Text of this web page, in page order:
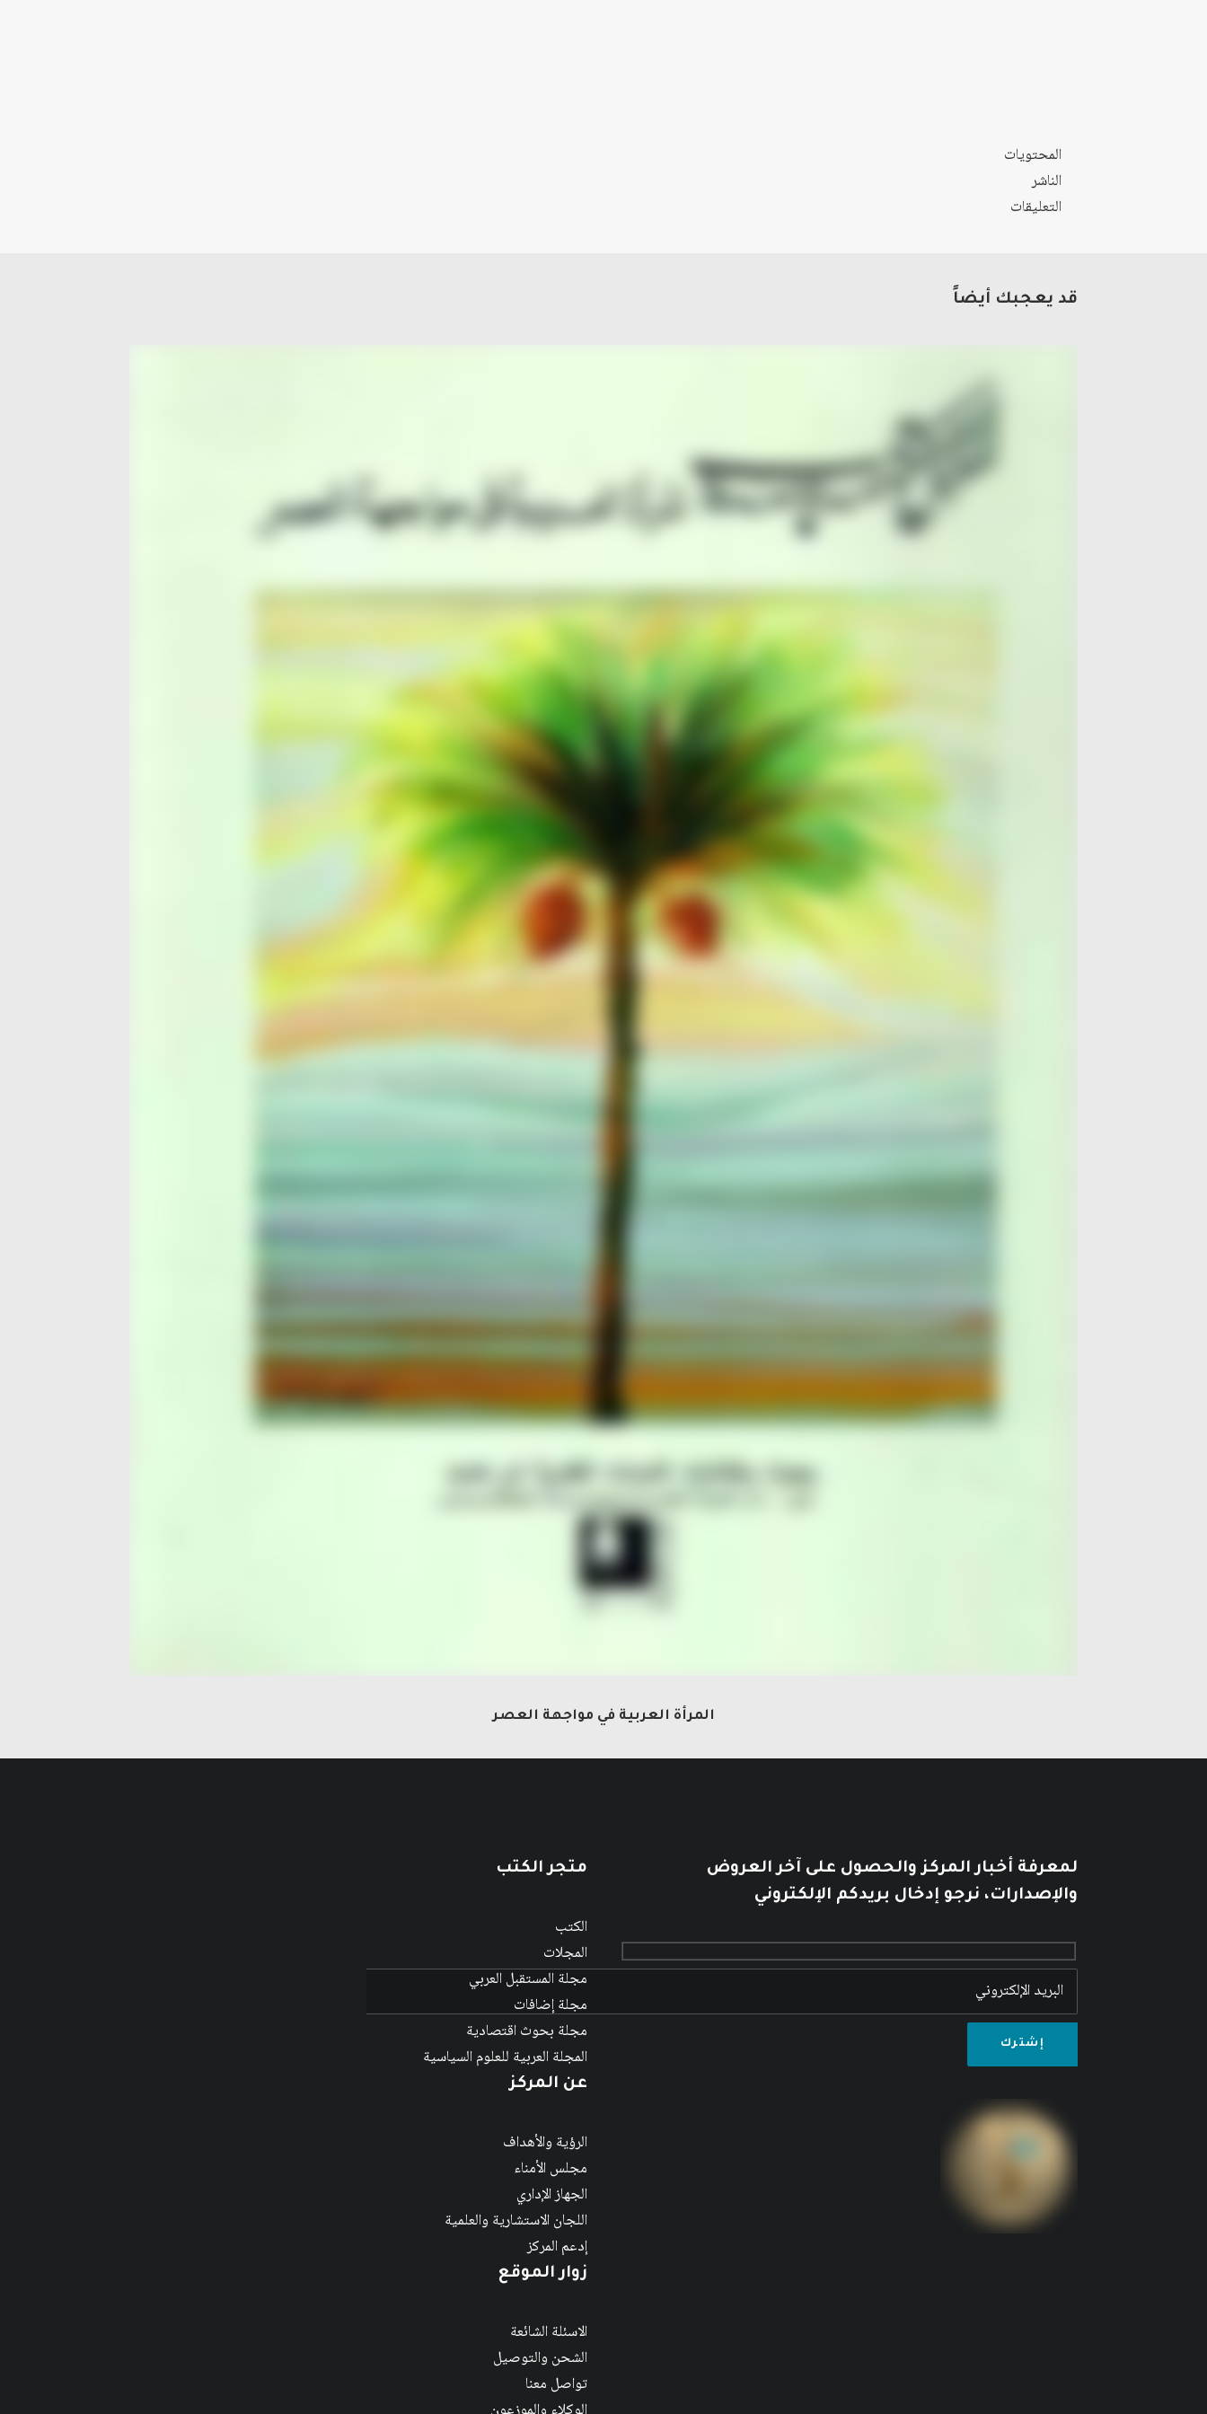
المحتويات
الناشر
التعليقات
قد يعجبك أيضاً
المرأة العربية في مواجهة العصر
لمعرفة أخبار المركز والحصول على آخر العروض
والإصدارات، نرجو إدخال بريدكم الإلكتروني
متجر الكتب
الكتب
المجلات
مجلة المستقبل العربي
مجلة إضافات
مجلة بحوث اقتصادية
المجلة العربية للعلوم السياسية
عن المركز
الرؤية والأهداف
مجلس الأمناء
الجهاز الإداري
اللجان الاستشارية والعلمية
إدعم المركز
زوار الموقع
الاسئلة الشائعة
الشحن والتوصيل
تواصل معنا